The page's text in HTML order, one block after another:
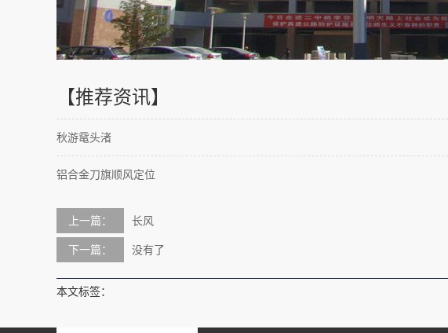
【推荐资讯】
秋游鼋头渚
铝合金刀旗顺风定位
上一篇： 长风
下一篇： 没有了
本文标签：